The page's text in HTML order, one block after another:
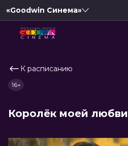
«Goodwin Синема»
К расписанию
Королёк моей любви
16+